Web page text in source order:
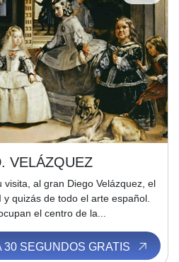
VELÁZQUEZ
visita, al gran Diego Velázquez, el
quizás de todo el arte español.
el centro de la...
30 SEGUNDOS GRATIS